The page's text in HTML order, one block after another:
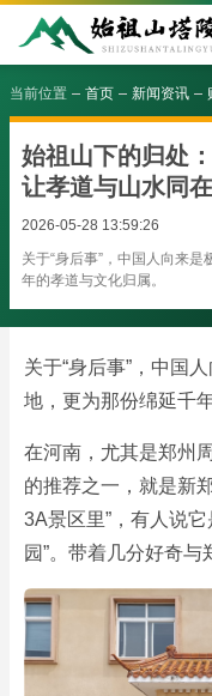
当前位置 首页 新闻资讯
始祖山下的归处
让孝道与山水同在
2026-05-28 13:59:26
关于“身后事”，中国人向来
年的孝道与文化归属。
关于“身后事”，中国
地，更为那份绵延千
在河南，尤其是郑州
的推荐之一，就是新
3A景区里”，有人说
园”。带着几分好奇与